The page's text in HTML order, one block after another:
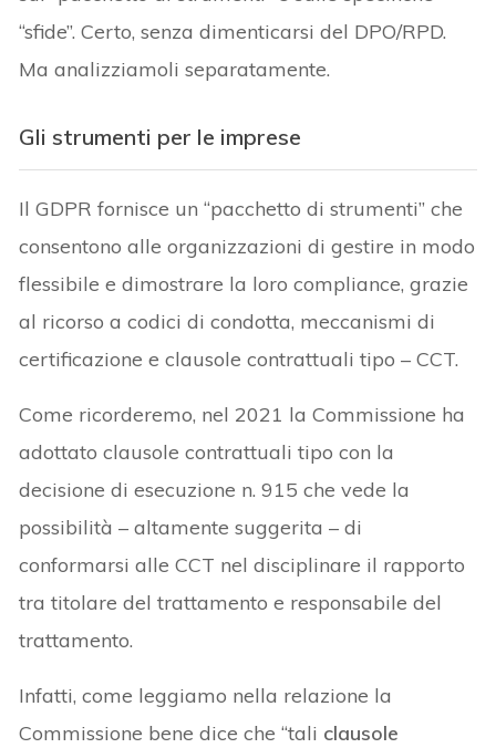
“sfide”. Certo, senza dimenticarsi del DPO/RPD.
Ma analizziamoli separatamente.
Gli strumenti per le imprese
Il GDPR fornisce un “pacchetto di strumenti” che
consentono alle organizzazioni di gestire in modo
flessibile e dimostrare la loro compliance, grazie
al ricorso a codici di condotta, meccanismi di
certificazione e clausole contrattuali tipo – CCT.
Come ricorderemo, nel 2021 la Commissione ha
adottato clausole contrattuali tipo con la
decisione di esecuzione n. 915 che vede la
possibilità – altamente suggerita – di
conformarsi alle CCT nel disciplinare il rapporto
tra titolare del trattamento e responsabile del
trattamento.
Infatti, come leggiamo nella relazione la
Commissione bene dice che “tali clausole